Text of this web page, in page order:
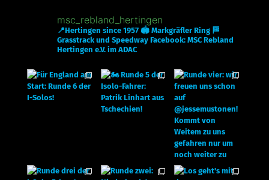
msc_rebland_hertingen
📍Hertingen since 1957 🏟 Markgräfler Ring 🏁
Grasstrack und Speedway Facebook: MSC Rebland
Hertingen e.V. im ADAC